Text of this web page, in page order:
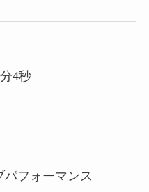
4秒
パフォーマンス